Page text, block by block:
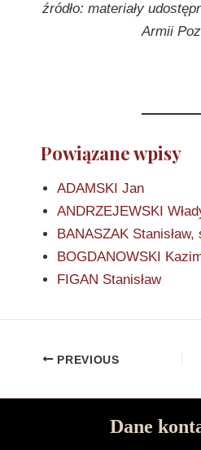
źródło: materiały
Armii
Powiązane wpisy
ADAMSKI Jan
ANDRZEJEWSKI
BANASZAK Stanisław,
BOGDANOWSKI
FIGAN Stanisław
PREVIOUS
Dane